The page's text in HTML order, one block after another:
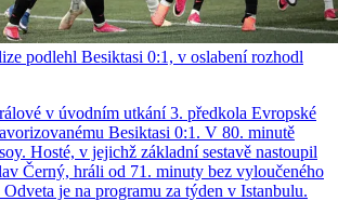
podlehl Besiktasi 0:1, v oslabení rozhodl
v úvodním utkání 3. předkola Evropské
Besiktasi 0:1. V 80. minutě
Hosté, v jejichž základní sestavě nastoupil
Černý, hráli od 71. minuty bez vyloučeného
je na programu za týden v Istanbulu.